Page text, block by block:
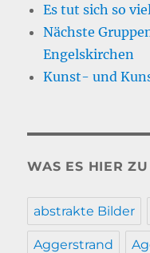
Es tut sich so
Nächste
Engelskirchen
Kunst- und
WAS ES HIER
abstrakte Bilder
Aggerstrand